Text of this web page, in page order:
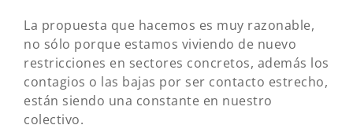
La propuesta que hacemos es muy razonable,
no sólo porque estamos viviendo de nuevo
restricciones en sectores concretos, además los
contagios o las bajas por ser contacto estrecho,
están siendo una constante en nuestro
colectivo.